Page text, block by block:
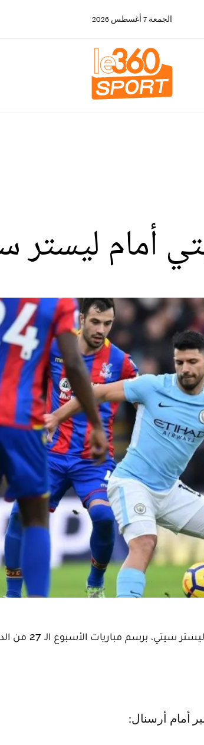
الجمعة 7 أغسطس 2026
أمام ليستر
يواجه فريق مانشستر سيتي الإنجليزي لكرة القدم، اليوم السبت
أمام أرسنال: